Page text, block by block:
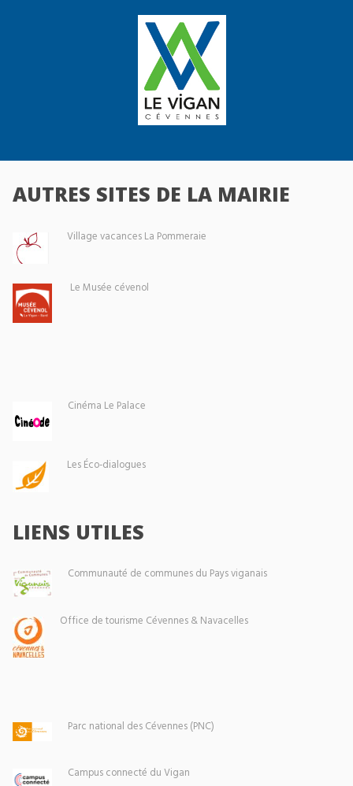
AUTRES SITES DE LA MAIRIE
Village vacances La Pommeraie
Le Musée cévenol
Cinéma Le Palace
Les Éco-dialogues
LIENS UTILES
Communauté de communes du Pays viganais
Office de tourisme Cévennes & Navacelles
Parc national des Cévennes (PNC)
Campus connecté du Vigan